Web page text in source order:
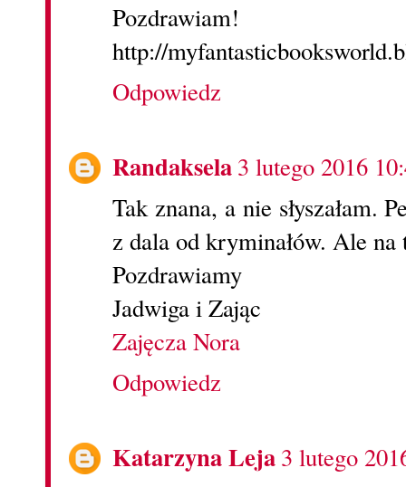
Pozdrawiam!
http://
Odpowiedz
Randaksela3 lutego 2016
Tak znana, a nie słyszałam.
z dala od kryminałów. Ale na
Pozdrawiamy
Jadwiga i Zając
Zajęcza Nora
Odpowiedz
Katarzyna Leja3 lutego